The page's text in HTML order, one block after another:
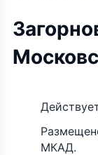
МКАД.